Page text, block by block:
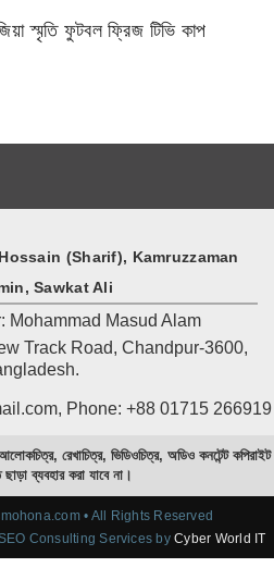
স্মৃতি ফুটবল ফ্রিজ টিভি কাপ
(Sharif), Kamruzzaman
Sawkat Ali
Mohammad Masud Alam
Track Road, Chandpur-3600,
Phone: +88 01715 266919
রেখাচিত্র, ভিডিওচিত্র, অডিও কনটেন্ট কপিরাইট
ব্যবহার করা যাবে না।
• All Rights Reserved
Consulting Services byCyber World IT